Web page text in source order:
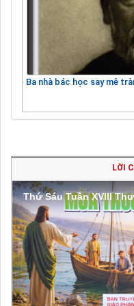
Ba nhà bác học say mê
LỜI
Thứ Sáu Tuần XVIII